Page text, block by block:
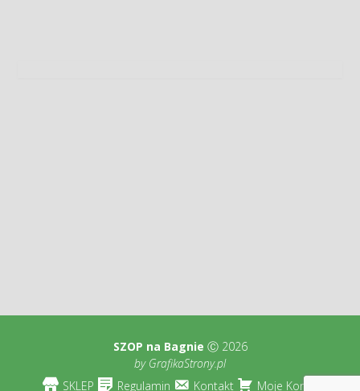
SZOP na Bagnie Ⓒ 2026
byGrafikaStrony.pl
SKLEP
Regulamin Kontakt Moje Konto